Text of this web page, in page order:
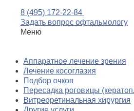
8 (495) 172-22-84
Задать вопрос офтальмологу
Меню
Аппаратное лечение зрения
Лечение косоглазия
Подбор очков
Пересадка роговицы
Витреоретинальная хирургия